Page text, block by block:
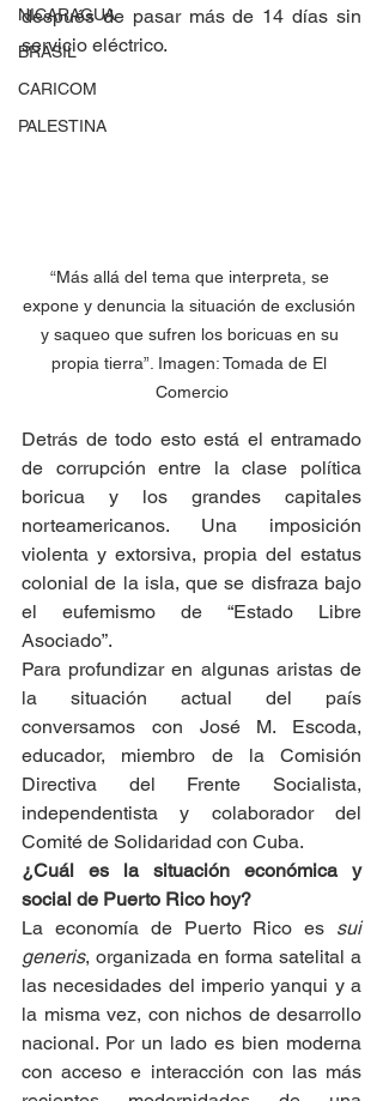
NICARAGUA
BRASIL
CARICOM
PALESTINA
después de pasar más de 14 días sin
servicio eléctrico.
“Más allá del tema que interpreta, se
expone y denuncia la situación de exclusión
y saqueo que sufren los boricuas en su
propia tierra”. Imagen: Tomada de El
Comercio
Detrás de todo esto está el entramado
de corrupción entre la clase política
boricua y los grandes capitales
norteamericanos. Una imposición
violenta y extorsiva, propia del estatus
colonial de la isla, que se disfraza bajo
el eufemismo de “Estado Libre
Asociado”.
Para profundizar en algunas aristas de
la situación actual del país
conversamos con José M. Escoda,
educador, miembro de la Comisión
Directiva del Frente Socialista,
independentista y colaborador del
Comité de Solidaridad con Cuba.
¿Cuál es la situación económica y
social de Puerto Rico hoy?
La economía de Puerto Rico es sui
generis, organizada en forma satelital a
las necesidades del imperio yanqui y a
la misma vez, con nichos de desarrollo
nacional. Por un lado es bien moderna
con acceso e interacción con las más